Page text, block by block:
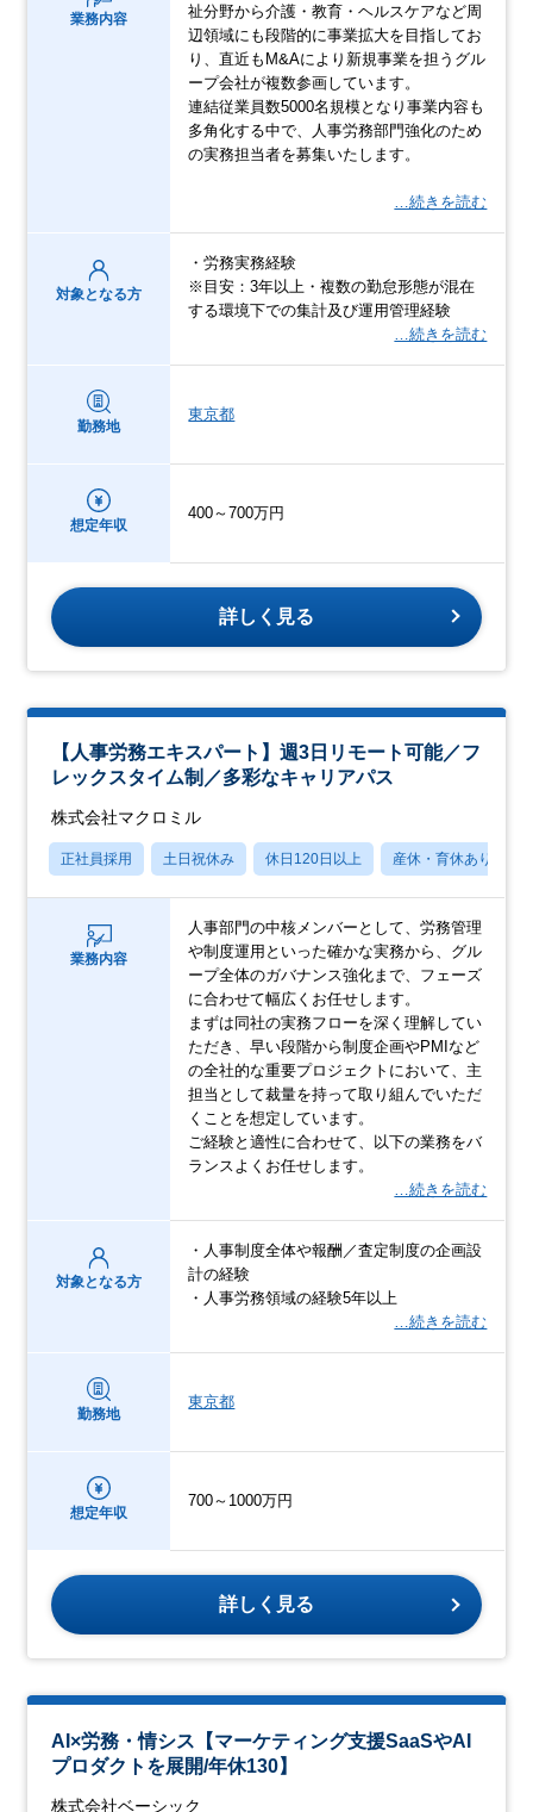
業務内容
祉分野から介護・教育・ヘルスケアなど周
辺領域にも段階的に事業拡大を目指してお
り、直近もM&Aにより新規事業を担うグル
ープ会社が複数参画しています。
連結従業員数5000名規模となり事業内容も
多角化する中で、人事労務部門強化のため
の実務担当者を募集いたします。
…続きを読む
対象となる方
・労務実務経験
※目安：3年以上・複数の勤怠形態が混在
する環境下での集計及び運用管理経験
…続きを読む
勤務地
東京都
想定年収
400～700万円
詳しく見る
【人事労務エキスパート】週3日リモート可能／フ
レックスタイム制／多彩なキャリアパス
株式会社マクロミル
正社員採用 土日祝休み 休日120日以上 産休・育休あり
業務内容
人事部門の中核メンバーとして、労務管理
や制度運用といった確かな実務から、グル
ープ全体のガバナンス強化まで、フェーズ
に合わせて幅広くお任せします。
まずは同社の実務フローを深く理解してい
ただき、早い段階から制度企画やPMIなど
の全社的な重要プロジェクトにおいて、主
担当として裁量を持って取り組んでいただ
くことを想定しています。
ご経験と適性に合わせて、以下の業務をバ
ランスよくお任せします。
…続きを読む
対象となる方
・人事制度全体や報酬／査定制度の企画設
計の経験
・人事労務領域の経験5年以上
…続きを読む
勤務地
東京都
想定年収
700～1000万円
詳しく見る
AI×労務・情シス【マーケティング支援SaaSやAI
プロダクトを展開/年休130】
株式会社ベーシック